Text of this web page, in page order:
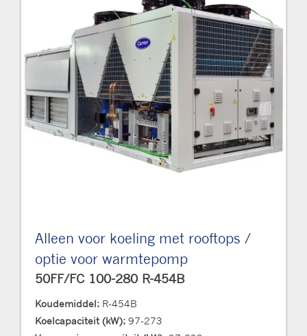
Alleen voor koeling met rooftops /
optie voor warmtepomp
50FF/FC 100-280 R-454B
Koudemiddel: R-454B
Koelcapaciteit (kW): 97-273